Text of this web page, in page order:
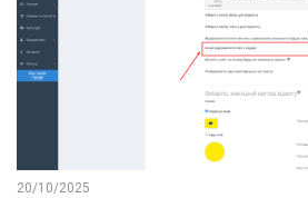
20/10/2025